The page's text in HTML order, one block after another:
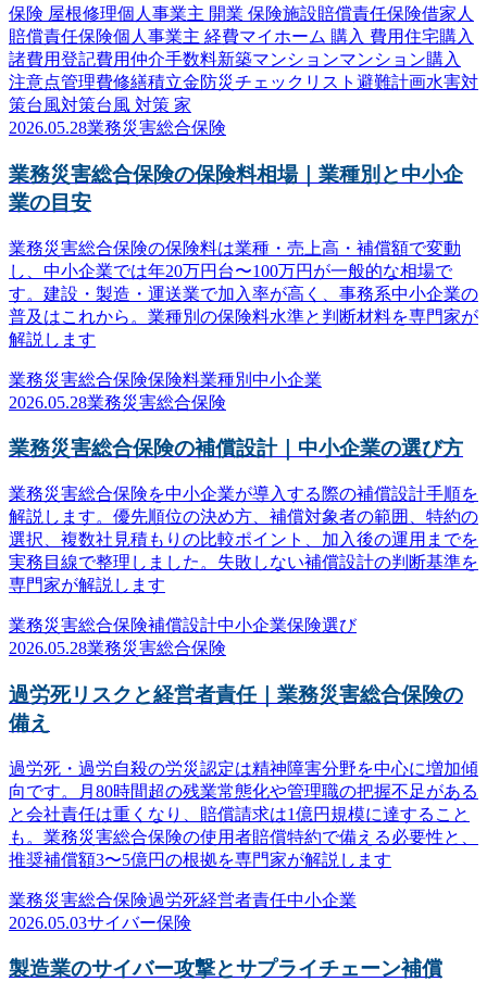
保険 屋根修理個人事業主 開業 保険施設賠償責任保険借家人
賠償責任保険個人事業主 経費マイホーム 購入 費用住宅購入
諸費用登記費用仲介手数料新築マンションマンション購入
注意点管理費修繕積立金防災チェックリスト 避難計画水害対
策台風対策台風 対策 家
2026.05.28業務災害総合保険
業務災害総合保険の保険料相場｜業種別と中小企
業の目安
業務災害総合保険の保険料は業種・売上高・補償額で変動
し、中小企業では年20万円台〜100万円が一般的な相場で
す。建設・製造・運送業で加入率が高く、事務系中小企業の
普及はこれから。業種別の保険料水準と判断材料を専門家が
解説します
業務災害総合保険保険料業種別 中小企業
2026.05.28業務災害総合保険
業務災害総合保険の補償設計｜中小企業の選び方
業務災害総合保険を中小企業が導入する際の補償設計手順を
解説します。優先順位の決め方、補償対象者の範囲、特約の
選択、複数社見積もりの比較ポイント、加入後の運用までを
実務目線で整理しました。失敗しない補償設計の判断基準を
専門家が解説します
業務災害総合保険補償設計中小企業保険選び
2026.05.28業務災害総合保険
過労死リスクと経営者責任｜業務災害総合保険の
備え
過労死・過労自殺の労災認定は精神障害分野を中心に増加傾
向です。月80時間超の残業常態化や管理職の把握不足がある
と会社責任は重くなり、賠償請求は1億円規模に達すること
も。業務災害総合保険の使用者賠償特約で備える必要性と、
推奨補償額3〜5億円の根拠を専門家が解説します
業務災害総合保険過労死経営者責任中小企業
2026.05.03サイバー保険
製造業のサイバー攻撃とサプライチェーン補償